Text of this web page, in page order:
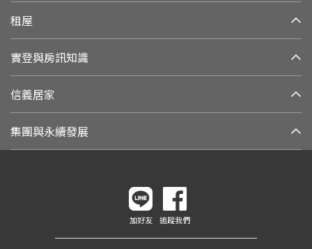
租屋
實登與房訊知識
信義居家
集團與永續發展
加好友 追蹤我們